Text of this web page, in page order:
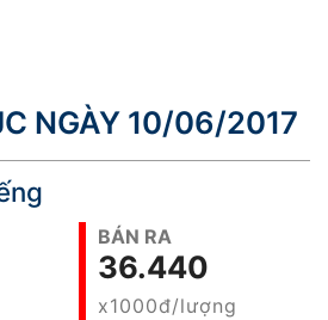
NGÀY 10/06/2017
BÁN RA
36.440
x1000đ/lượng